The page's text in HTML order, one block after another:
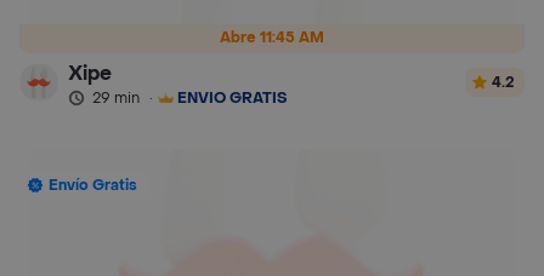
Abre 11:45 AM
Xipe
29 min · ENVÍO GRATIS
4.2
Envío Gratis